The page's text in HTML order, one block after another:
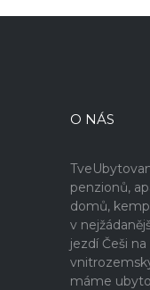
O NÁS
penzionů,
domů,
v
jezdí Češi
máme